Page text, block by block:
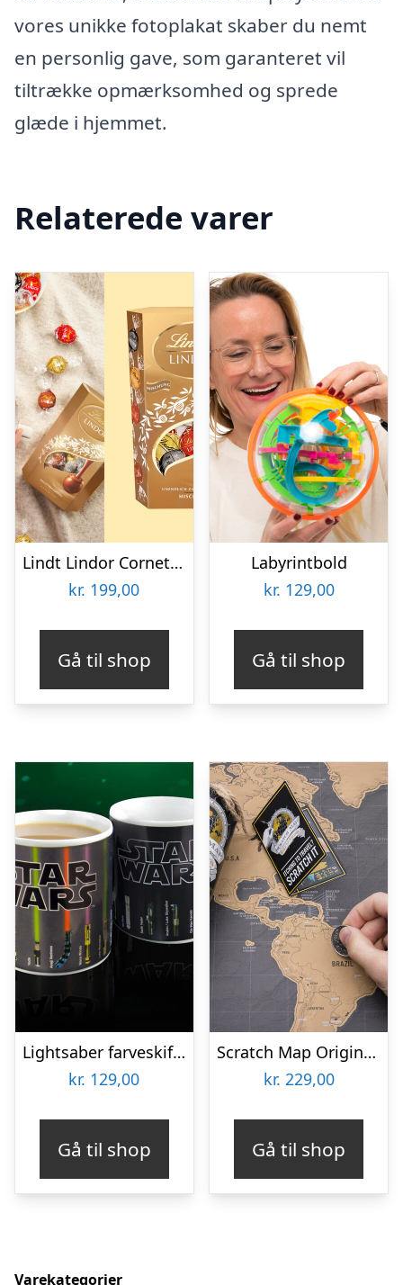
vores unikke fotoplakat skaber du nemt
en personlig gave, som garanteret vil
tiltrække opmærksomhed og sprede
glæde i hjemmet.
Relaterede varer
Lindt Lindor Cornet 500 gram – Blandet chokolade
kr. 199,00
Gå til shop
Labyrintbold
kr. 129,00
Gå til shop
Lightsaber farveskiftende krus
kr. 129,00
Gå til shop
Scratch Map Original Deluxe
kr. 229,00
Gå til shop
Varekategorier